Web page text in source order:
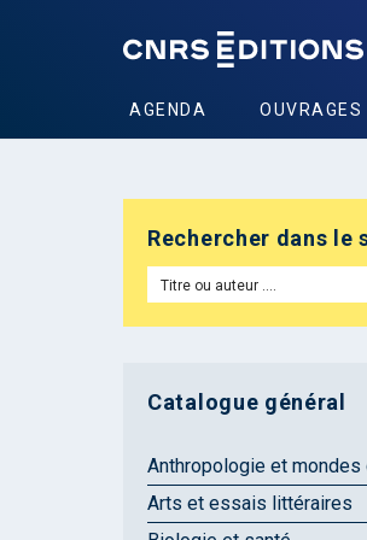
AGENDA OUVRAGES
Rechercher dans le
Catalogue général
Anthropologie et mondes
Arts et essais littéraires